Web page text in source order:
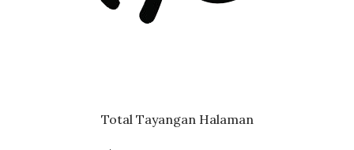
Total Tayangan Halaman